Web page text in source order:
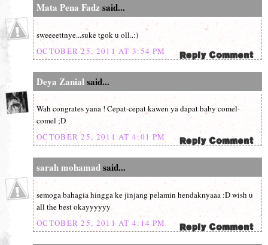
Mata Pena Fadz said...
sweeeettnye...suke tgok u oll..:)
OCTOBER 25, 2011 AT 3:54 PM
Deya Zanialsaid...
Wah congrates yana ! Cepat-cepat kawen ya dapat baby comel-
comel ;D
OCTOBER 25, 2011 AT 4:01 PM
sarah mohamadsaid...
semoga bahagia hingga ke jinjang pelamin hendaknyaaa :D wish u
all the best okayyyyyy
OCTOBER 25, 2011 AT 4:14 PM